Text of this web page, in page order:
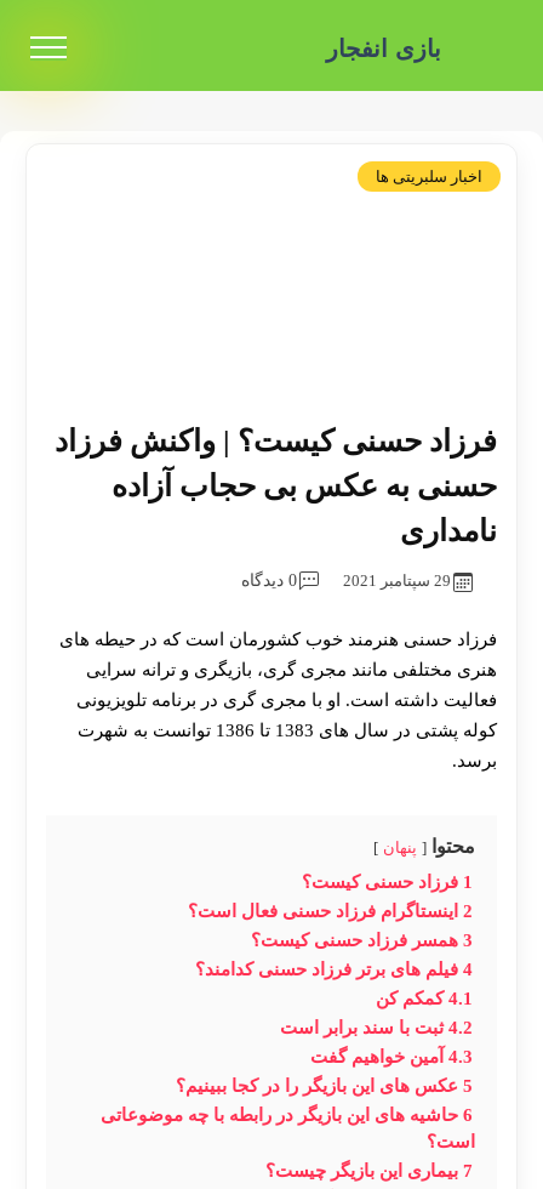
بازی انفجار
اخبار سلبریتی ها
فرزاد حسنی کیست؟ | واکنش فرزاد
حسنی به عکس بی حجاب آزاده
نامداری
29 سپتامبر 2021 0 دیدگاه
فرزاد حسنی هنرمند خوب کشورمان است که در حیطه های
هنری مختلفی مانند مجری گری، بازیگری و ترانه سرایی
فعالیت داشته است. او با مجری گری در برنامه تلویزیونی
کوله پشتی در سال های 1383 تا 1386 توانست به شهرت
برسد.
محتوا پنهان
1 فرزاد حسنی کیست؟
2 اینستاگرام فرزاد حسنی فعال است؟
3 همسر فرزاد حسنی کیست؟
4 فیلم های برتر فرزاد حسنی کدامند؟
4.1 کمکم کن
4.2 ثبت با سند برابر است
4.3 آمین خواهیم گفت
5 عکس های این بازیگر را در کجا ببینیم؟
6 حاشیه های این بازیگر در رابطه با چه موضوعاتی
است؟
7 بیماری این بازیگر چیست؟